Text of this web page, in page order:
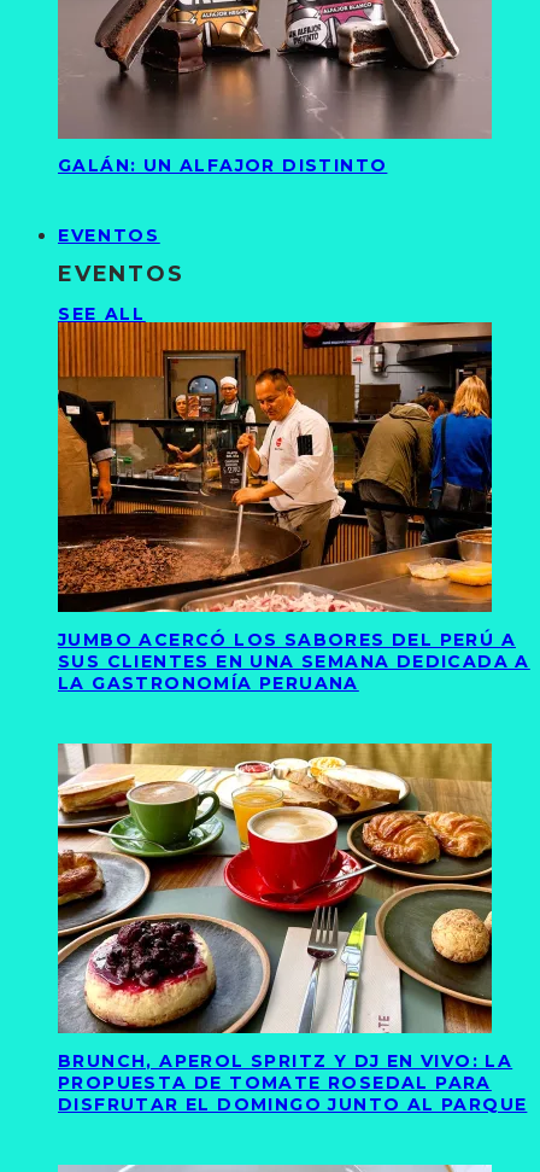
GALÁN: UN ALFAJOR DISTINTO
EVENTOS
EVENTOS
SEE ALL
JUMBO ACERCÓ LOS SABORES DEL PERÚ A
SUS CLIENTES EN UNA SEMANA DEDICADA A
LA GASTRONOMÍA PERUANA
BRUNCH, APEROL SPRITZ Y DJ EN VIVO: LA
PROPUESTA DE TOMATE ROSEDAL PARA
DISFRUTAR EL DOMINGO JUNTO AL PARQUE